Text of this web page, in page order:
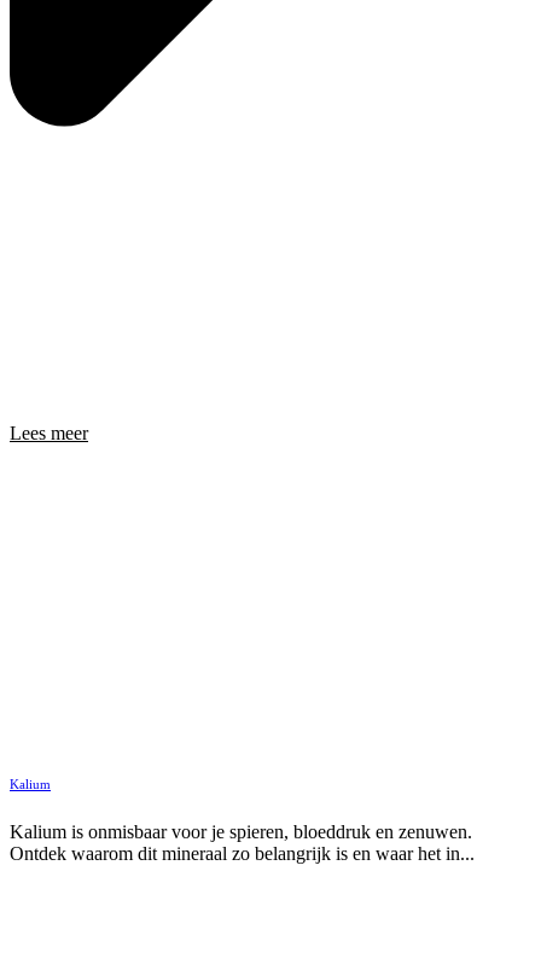
Lees meer
Kalium
Kalium is onmisbaar voor je spieren, bloeddruk en zenuwen.
Ontdek waarom dit mineraal zo belangrijk is en waar het in...